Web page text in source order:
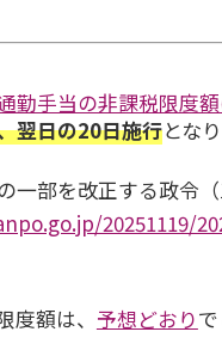
勤手当の非課税限度
翌日の20日施行とな
部を改正する政令（
20251119/
額は、 予想どおりで